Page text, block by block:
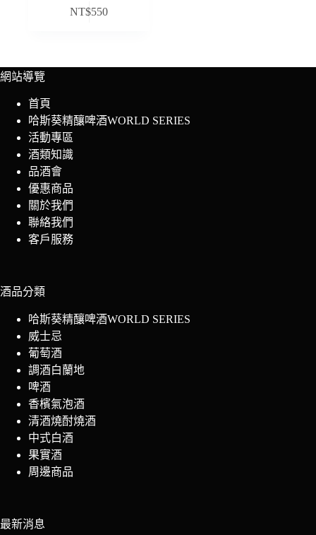
NT$550
網站導覽
首頁
哈斯葵精釀啤酒WORLD SERIES
活動專區
酒類知識
品酒會
優惠商品
關於我們
聯絡我們
客戶服務
酒品分類
哈斯葵精釀啤酒WORLD SERIES
威士忌
葡萄酒
調酒白蘭地
啤酒
香檳氣泡酒
清酒燒酎燒酒
中式白酒
果實酒
周邊商品
最新消息